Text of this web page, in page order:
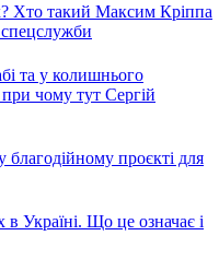
Хто такий Максим Кріппа
та у колишнього
чому тут Сергій
благодійному проєкті для
Україні. Що це означає і